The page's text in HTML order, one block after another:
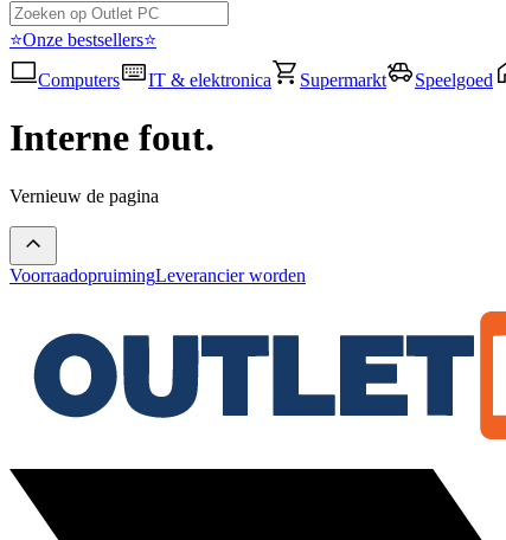
⭐Onze bestsellers⭐
Computers
IT & elektronica Supermarkt Speelgoed
Interne fout.
Vernieuw de pagina
VoorraadopruimingLeverancier worden